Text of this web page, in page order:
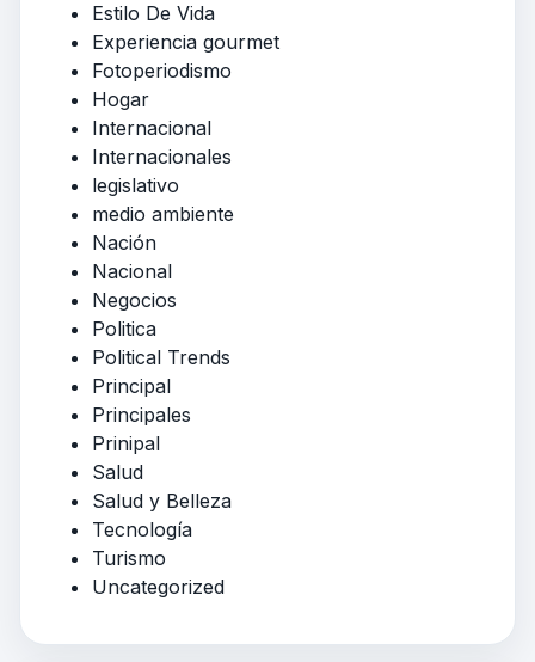
Estilo De Vida
Experiencia gourmet
Fotoperiodismo
Hogar
Internacional
Internacionales
legislativo
medio ambiente
Nación
Nacional
Negocios
Politica
Political Trends
Principal
Principales
Prinipal
Salud
Salud y Belleza
Tecnología
Turismo
Uncategorized